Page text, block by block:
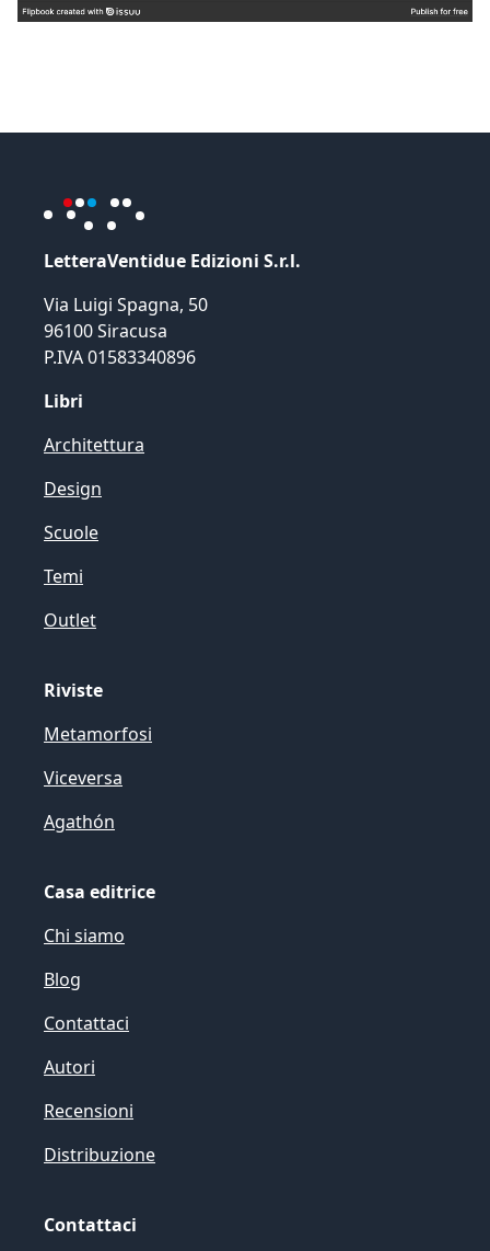
LetteraVentidue Edizioni S.r.l.
Via Luigi Spagna, 50
96100 Siracusa
P.IVA 01583340896
Libri
Architettura
Design
Scuole
Temi
Outlet
Riviste
Metamorfosi
Viceversa
Agathón
Casa editrice
Chi siamo
Blog
Contattaci
Autori
Recensioni
Distribuzione
Contattaci